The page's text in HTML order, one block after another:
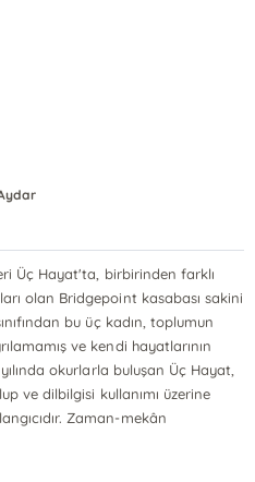
Üç Hayat'ta, birbirinden farklı
olan Bridgepoint kasabası sakini
bu üç kadın, toplumun
ve kendi hayatlarının
okurlarla buluşan Üç Hayat,
ve dilbilgisi kullanımı üzerine
Zaman-mekân